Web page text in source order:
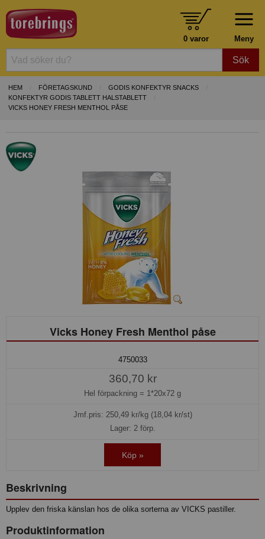
Meny
0 varor
Sök
HEM FÖRETAGSKUND
GODIS KONFEKTYR SNACKS
KONFEKTYR GODIS TABLETT HALSTABLETT
VICKS HONEY FRESH MENTHOL PÅSE
Vicks Honey Fresh Menthol påse
4750033
360,70 kr
Hel förpackning = 1*20x72 g
Jmf.pris: 250,49kr/kg (18,04 kr/st)
Lager: 2 förp.
Köp »
Beskrivning
Upplev den friska känslan hos de olika sorterna av VICKS pastiller.
Produktinformation